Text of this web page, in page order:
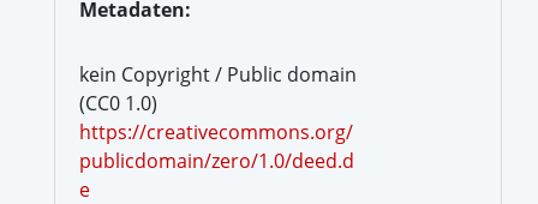
Metadaten:
kein Copyright / Public domain
(CC0 1.0)
https://creativecommons.org/
publicdomain/zero/1.0/deed.d
e